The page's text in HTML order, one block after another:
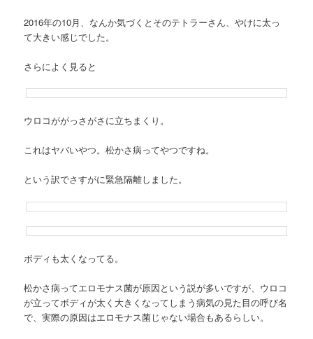
2016年の10月、なんか気づくとそのテトラーさん、やけに太っ
て大きい感じでした。
さらによく見ると
ウロコががっさがさに立ちまくり。
これはヤバいやつ。松かさ病ってやつですね。
という訳でさすがに緊急隔離しました。
ボディも太くなってる。
松かさ病ってエロモナス菌が原因という説が多いですが、ウロコ
が立ってボディが太く大きくなってしまう病気の見た目の呼び名
で、実際の原因はエロモナス菌じゃない場合もあるらしい。